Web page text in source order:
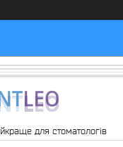
для стоматологів